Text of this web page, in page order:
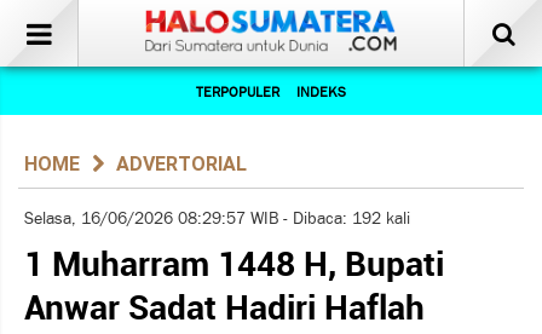
TERPOPULER INDEKS
HOME ADVERTORIAL
Selasa, 16/06/2026 08:29:57 WIB - Dibaca: 192 kali
1 Muharram 1448 H, Bupati
Anwar Sadat Hadiri Haflah